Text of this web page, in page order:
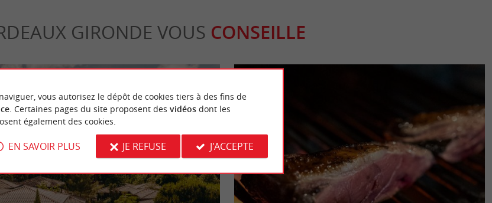
GIRONDE VOUS CONSEILLE
vous autorisez le dépôt de cookies tiers à des fins de
. Certaines pages du site proposent des vidéosdont les
également des cookies.
EN SAVOIR PLUS JE REFUSE J'ACCEPTE